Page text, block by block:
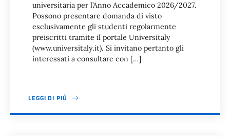
universitaria per l’Anno Accademico 2026/2027.
Possono presentare domanda di visto
esclusivamente gli studenti regolarmente
preiscritti tramite il portale Universitaly
(www.universitaly.it). Si invitano pertanto gli
interessati a consultare con […]
LEGGI DI PIÙ